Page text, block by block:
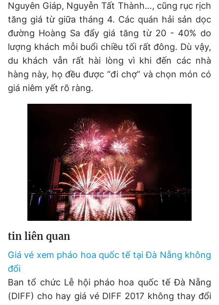
Nguyên Giáp, Nguyễn Tất Thành…, cũng rục rịch
tăng giá từ giữa tháng 4. Các quán hải sản dọc
đường Hoàng Sa đẩy giá tăng từ 20 - 40% do
lượng khách mỗi buổi chiều tối rất đông. Dù vậy,
du khách vẫn rất hài lòng vì khi đến các nhà
hàng này, họ đều được “đi chợ” và chọn món có
giá niêm yết rõ ràng.
tin liên quan
Giá vé xem pháo hoa quốc tế tại Đà Nẵng không
đổi
Ban tổ chức Lễ hội pháo hoa quốc tế Đà Nẵng
(DIFF) cho hay giá vé DIFF 2017 không thay đổi